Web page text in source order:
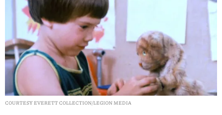
COURTESY EVERETT COLLECTION/LEGION MEDIA